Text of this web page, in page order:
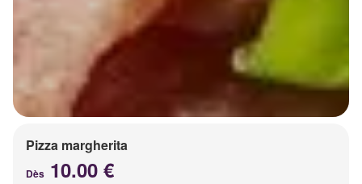
Pizza margherita
Dès 10.00 €